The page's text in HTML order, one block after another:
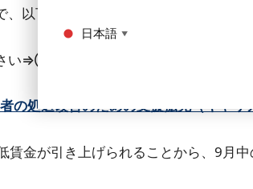
日本語 ▼
以下の通り拡充されました。
い⇒①
の処遇改善のための支援拡充（キャリ
賃金が引き上げられることから、9月中